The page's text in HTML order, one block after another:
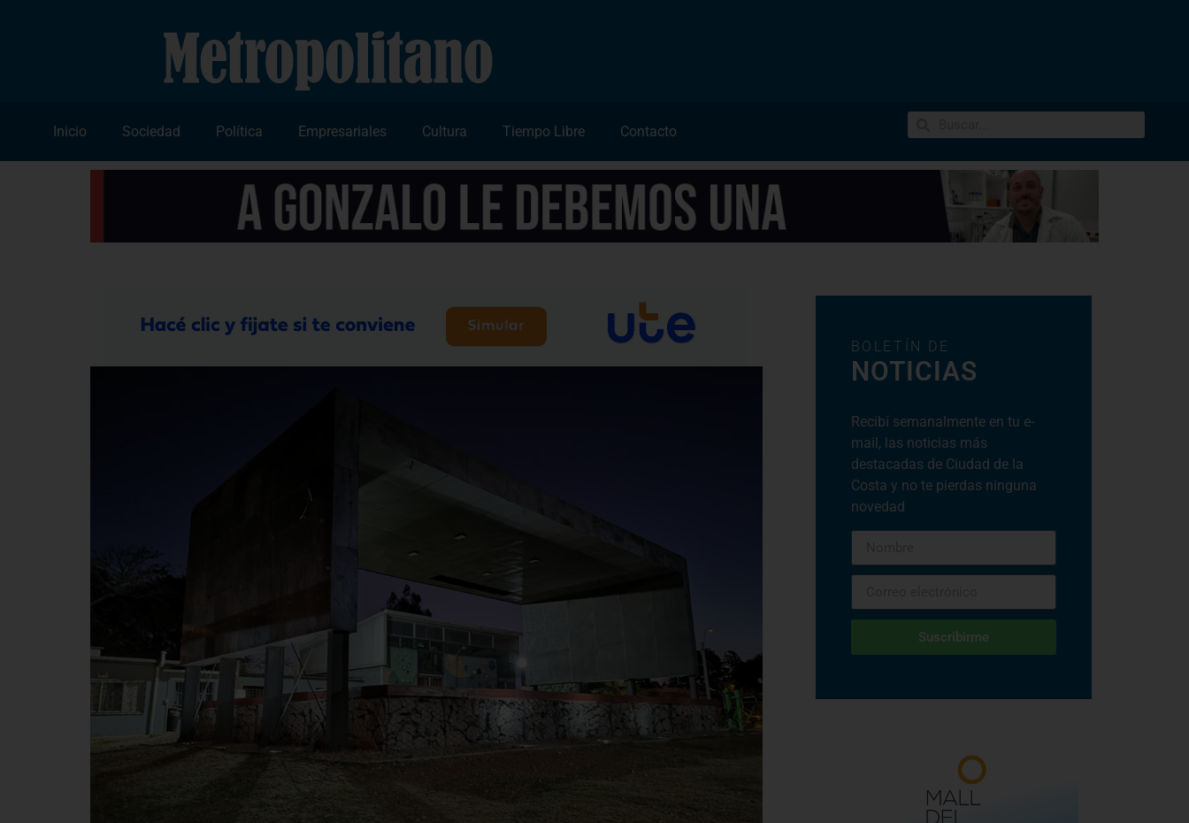
Inicio Sociedad Política Empresariales Cultura Tiempo Libre Contacto
BOLETÍN DE
NOTICIAS
Recibí semanalmente en tu e-
mail, las noticias más
destacadas de Ciudad de la
Costa y no te pierdas ninguna
novedad
Suscribirme